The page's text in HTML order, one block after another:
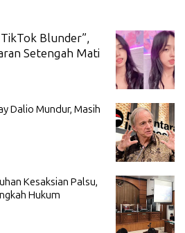
Blunder”,
Setengah Mati
Dalio Mundur, Masih
Kesaksian Palsu,
Hukum